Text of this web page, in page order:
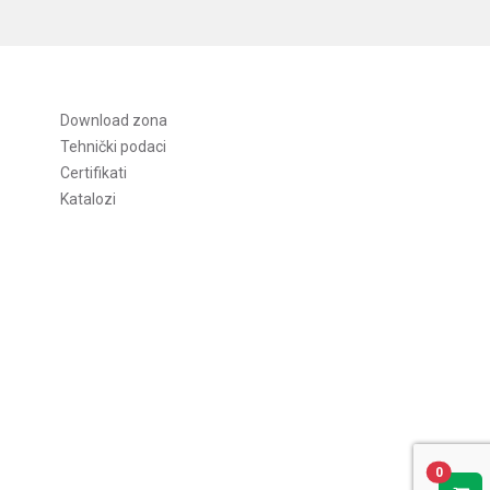
Download zona
Tehnički podaci
Certifikati
Katalozi
0